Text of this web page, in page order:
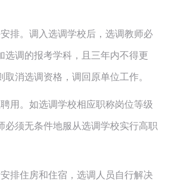
排。调入选调学校后，选调教师必
选调的报考学科，且三年内不得更
消选调资格，调回原单位工作。
用。如选调学校相应职称岗位等级
必须无条件地服从选调学校实行高职
排住房和住宿，选调人员自行解决